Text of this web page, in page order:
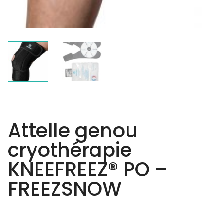
Attelle genou
cryothérapie
KNEEFREEZ® PO –
FREEZSNOW